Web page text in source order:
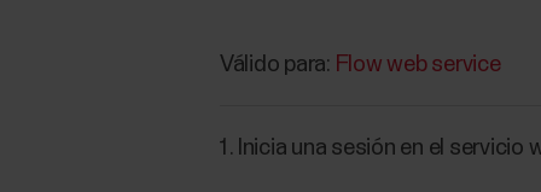
Válido para: Flow web service
Inicia una sesión en el servicio